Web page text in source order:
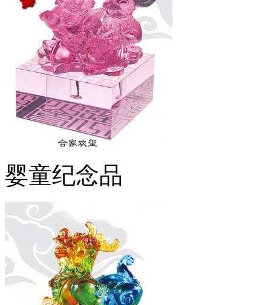
婴童纪念品